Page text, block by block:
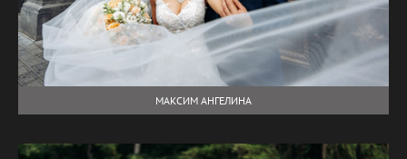
МАКСИМ АНГЕЛИНА